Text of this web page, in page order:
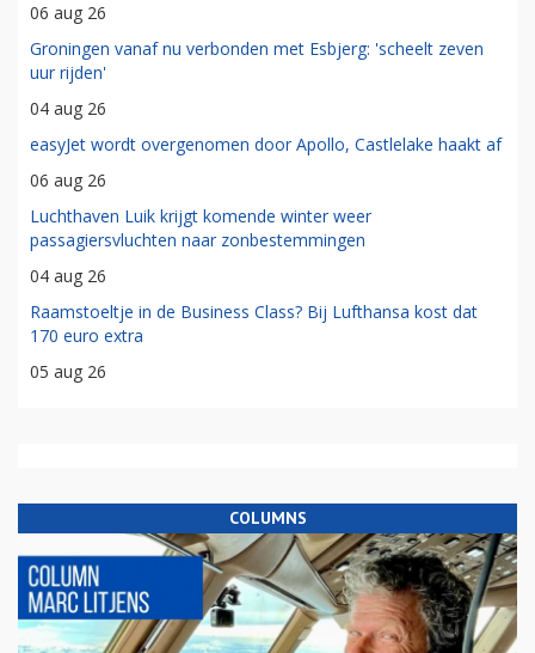
06 aug 26
Groningen vanaf nu verbonden met Esbjerg: 'scheelt zeven
uur rijden'
04 aug 26
easyJet wordt overgenomen door Apollo, Castlelake haakt af
06 aug 26
Luchthaven Luik krijgt komende winter weer
passagiersvluchten naar zonbestemmingen
04 aug 26
Raamstoeltje in de Business Class? Bij Lufthansa kost dat
170 euro extra
05 aug 26
COLUMNS